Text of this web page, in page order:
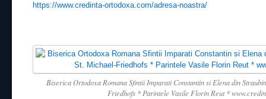
https://www.credinta-ortodoxa.com/adresa-noastra/
Biserica Ortodoxa Romana Sfintii Imparati Constantin si Elena din
Friedhofs * Parintele Vasile Florin Reut *